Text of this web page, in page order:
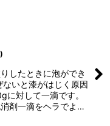
したときに泡ができ
いと漆がはじく原因
に対して一滴です。
剤一滴をヘラでよ…